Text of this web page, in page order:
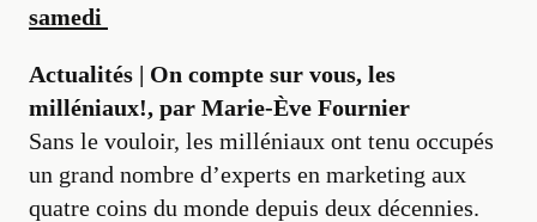
samedi
Actualités | On compte sur vous, les
milléniaux!, par Marie-Ève Fournier
Sans le vouloir, les milléniaux ont tenu occupés
un grand nombre d’experts en marketing aux
quatre coins du monde depuis deux décennies.